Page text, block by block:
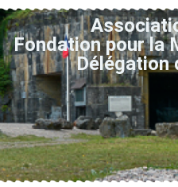
Fondation pour la
Délégation